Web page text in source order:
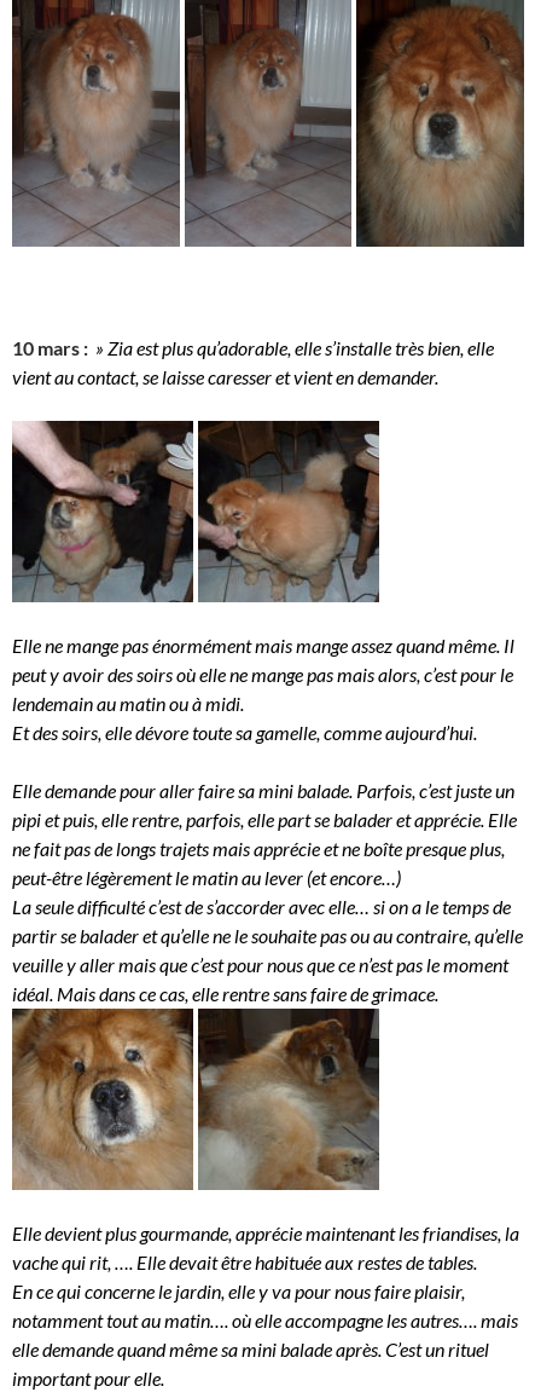
10 mars : » Zia est plus qu’adorable, elle s’installe très bien, elle
vient au contact, se laisse caresser et vient en demander.
Elle ne mange pas énormément mais mange assez quand même. Il
peut y avoir des soirs où elle ne mange pas mais alors, c’est pour le
lendemain au matin ou à midi.
Et des soirs, elle dévore toute sa gamelle, comme aujourd’hui.
Elle demande pour aller faire sa mini balade. Parfois, c’est juste un
pipi et puis, elle rentre, parfois, elle part se balader et apprécie. Elle
ne fait pas de longs trajets mais apprécie et ne boîte presque plus,
peut-être légèrement le matin au lever (et encore…)
La seule difficulté c’est de s’accorder avec elle… si on a le temps de
partir se balader et qu’elle ne le souhaite pas ou au contraire, qu’elle
veuille y aller mais que c’est pour nous que ce n’est pas le moment
idéal. Mais dans ce cas, elle rentre sans faire de grimace.
Elle devient plus gourmande, apprécie maintenant les friandises, la
vache qui rit, …. Elle devait être habituée aux restes de tables.
En ce qui concerne le jardin, elle y va pour nous faire plaisir,
notamment tout au matin…. où elle accompagne les autres…. mais
elle demande quand même sa mini balade après. C’est un rituel
important pour elle.